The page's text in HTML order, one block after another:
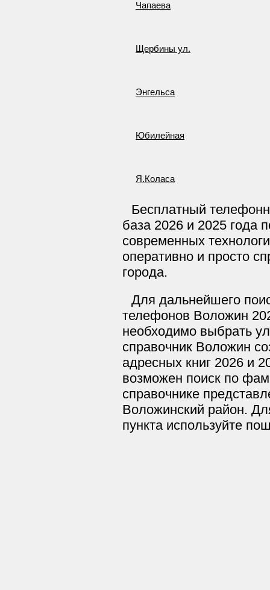
Чапаева
Щербины ул.
Энгельса
Юбилейная
Я.Коласа
Бесплатный
база 2026 и 2025 года
современных
оперативно и просто
города.
Для дальнейшего
телефонов Воложин
необходимо выбрать
справочник Воложин
адресных книг 2026 и
возможен поиск по
справочнике
Воложинский район.
пункта используйте